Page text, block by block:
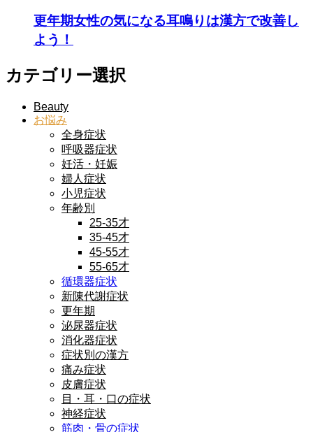
更年期女性の気になる耳鳴りは漢方で改善し
よう！
カテゴリー選択
Beauty
お悩み
全身症状
呼吸器症状
妊活・妊娠
婦人症状
小児症状
年齢別
25-35才
35-45才
45-55才
55-65才
循環器症状
新陳代謝症状
更年期
泌尿器症状
消化器症状
症状別の漢方
痛み症状
皮膚症状
目・耳・口の症状
神経症状
筋肉・骨の症状